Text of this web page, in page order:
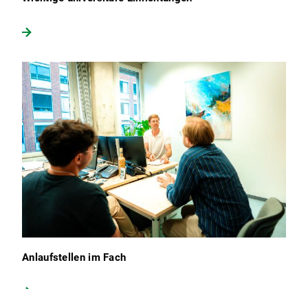
Anlaufstellen im Fach